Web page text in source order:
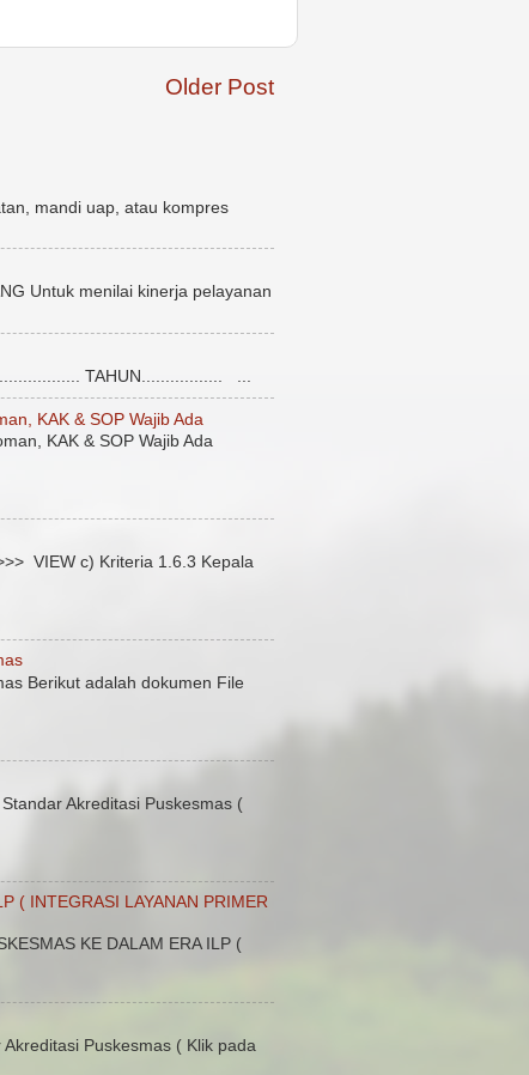
Older Post
mandi uap, atau kompres
menilai kinerja pelayanan
TAHUN................. ...
KAK & SOP Wajib Ada
KAK & SOP Wajib Ada
VIEW c) Kriteria 1.6.3 Kepala
Berikut adalah dokumen File
Akreditasi Puskesmas (
( INTEGRASI LAYANAN PRIMER
KE DALAM ERA ILP (
Puskesmas ( Klik pada